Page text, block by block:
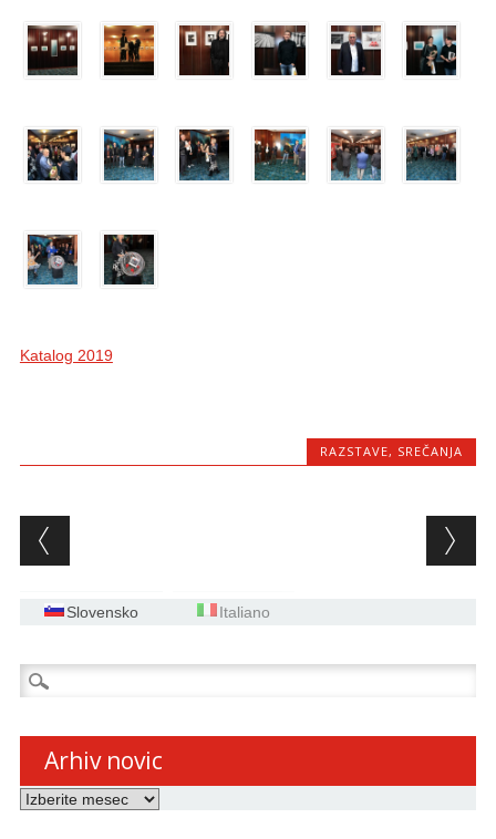
Katalog 2019
RAZSTAVE, SREČANJA
Post navigation
Slovensko Italiano
Išči:
Arhiv novic
Arhiv